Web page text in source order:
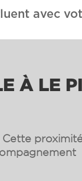
avec
À LE
Cette